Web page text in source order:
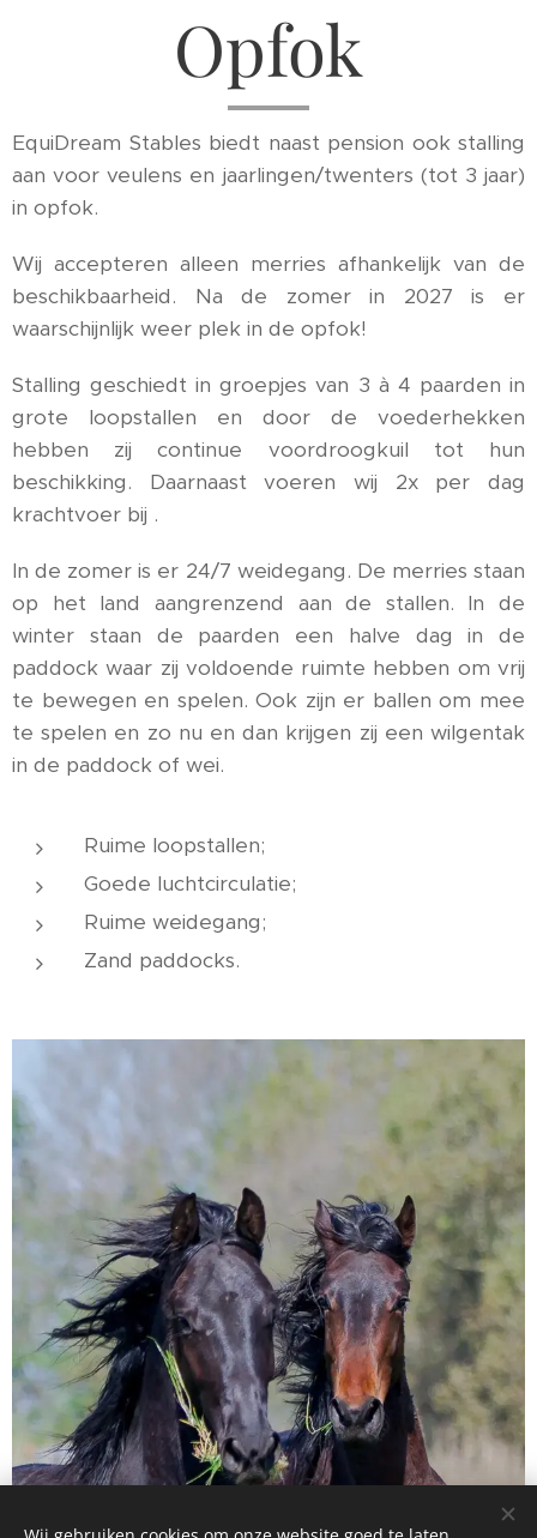
Opfok
EquiDream Stables biedt naast pension ook stalling
aan voor veulens en jaarlingen/twenters (tot 3 jaar)
in opfok.
Wij accepteren alleen merries afhankelijk van de
beschikbaarheid. Na de zomer in 2027 is er
waarschijnlijk weer plek in de opfok!
Stalling geschiedt in groepjes van 3 à 4 paarden in
grote loopstallen en door de voederhekken
hebben zij continue voordroogkuil tot hun
beschikking. Daarnaast voeren wij 2x per dag
krachtvoer bij .
In de zomer is er 24/7 weidegang. De merries staan
op het land aangrenzend aan de stallen. In de
winter staan de paarden een halve dag in de
paddock waar zij voldoende ruimte hebben om vrij
te bewegen en spelen. Ook zijn er ballen om mee
te spelen en zo nu en dan krijgen zij een wilgentak
in de paddock of wei.
Ruime loopstallen;
Goede luchtcirculatie;
Ruime weidegang;
Zand paddocks.